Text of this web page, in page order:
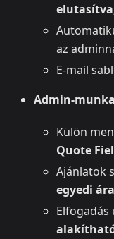
az
E-mail
Admin-
Külön
Quote
Ajánlatok
egyedi
Elfogadás